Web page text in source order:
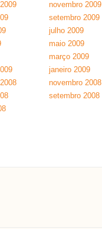
novembro 2009
setembro 2009
julho 2009
maio 2009
março 2009
janeiro 2009
novembro 2008
setembro 2008